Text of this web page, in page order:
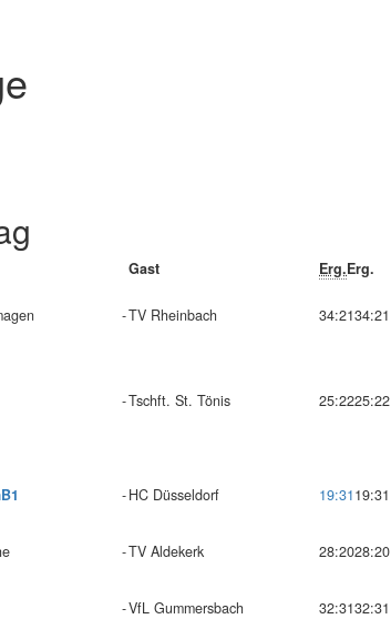
Gast Erg.Erg.
-TV Rheinbach 34:2134:21
-Tschft. St. Tönis 25:2225:22
-HC Düsseldorf 19:3119:31
-TV Aldekerk 28:2028:20
-VfL Gummersbach 32:3132:31